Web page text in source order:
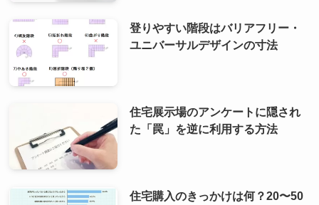
登りやすい階段はバリアフリー・
ユニバーサルデザインの寸法
住宅展示場のアンケートに隠され
た「罠」を逆に利用する方法
住宅購入のきっかけは何？20〜50